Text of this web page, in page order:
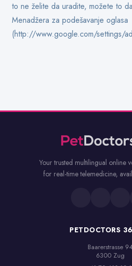
to ne želite da uradite, možete to
Menadžera za podešavanje oglasa
(http://www.google.com/settings/
Your trusted multilingual online
for real-time telemedicine,
PETDOCTORS
Baarerstrasse
6300 Zug